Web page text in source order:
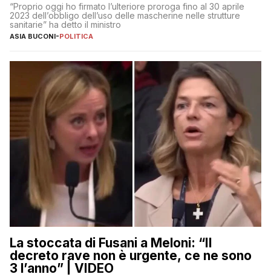
“Proprio oggi ho firmato l’ulteriore proroga fino al 30 aprile
2023 dell’obbligo dell’uso delle mascherine nelle strutture
sanitarie” ha detto il ministro
ASIA BUCONI-POLITICA
La stoccata di Fusani a Meloni: “Il
decreto rave non è urgente, ce ne sono
3 l’anno” | VIDEO